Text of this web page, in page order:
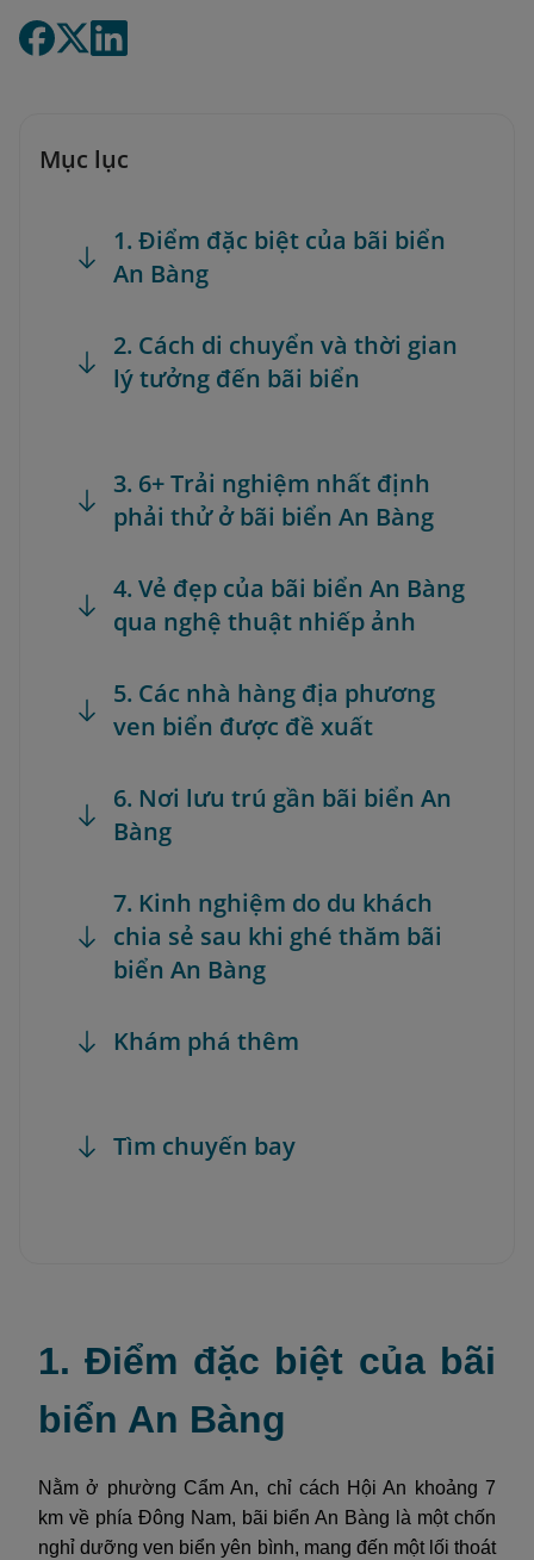
Mục lục
1. Điểm đặc biệt của bãi biển
An Bàng
2. Cách di chuyển và thời gian
lý tưởng đến bãi biển
3. 6+ Trải nghiệm nhất định
phải thử ở bãi biển An Bàng
4. Vẻ đẹp của bãi biển An Bàng
qua nghệ thuật nhiếp ảnh
5. Các nhà hàng địa phương
ven biển được đề xuất
6. Nơi lưu trú gần bãi biển An
Bàng
7. Kinh nghiệm do du khách
chia sẻ sau khi ghé thăm bãi
biển An Bàng
Khám phá thêm
Tìm chuyến bay
1. Điểm đặc biệt của bãi
biển An Bàng
Nằm ở phường Cẩm An, chỉ cách Hội An khoảng 7
km về phía Đông Nam, bãi biển An Bàng là một chốn
nghỉ dưỡng ven biển yên bình, mang đến một lối thoát